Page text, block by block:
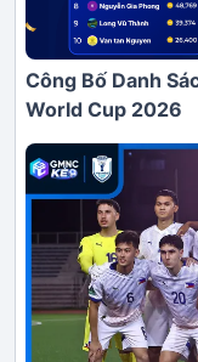
Công Bố Danh
World Cup 2026